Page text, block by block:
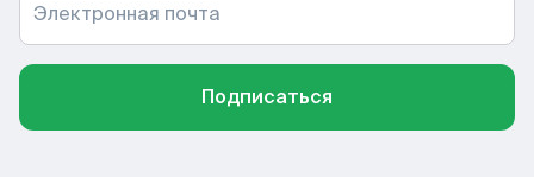
Электронная почта
Подписаться